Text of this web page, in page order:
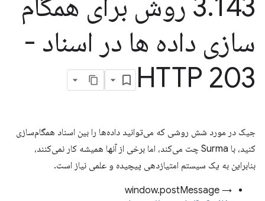
سازی داده ها در اسناد -
HTTP 203
جیک در مورد شش روشی که می‌توانید داده‌ها را بین اسناد همگام‌سازی
کنید، با Surma چت می‌کند، اما برخی از آنها همیشه کار نمی‌کنند،
بنابراین به یک سیستم امتیازدهی پیچیده و علمی نیاز است.
window.postMessage →